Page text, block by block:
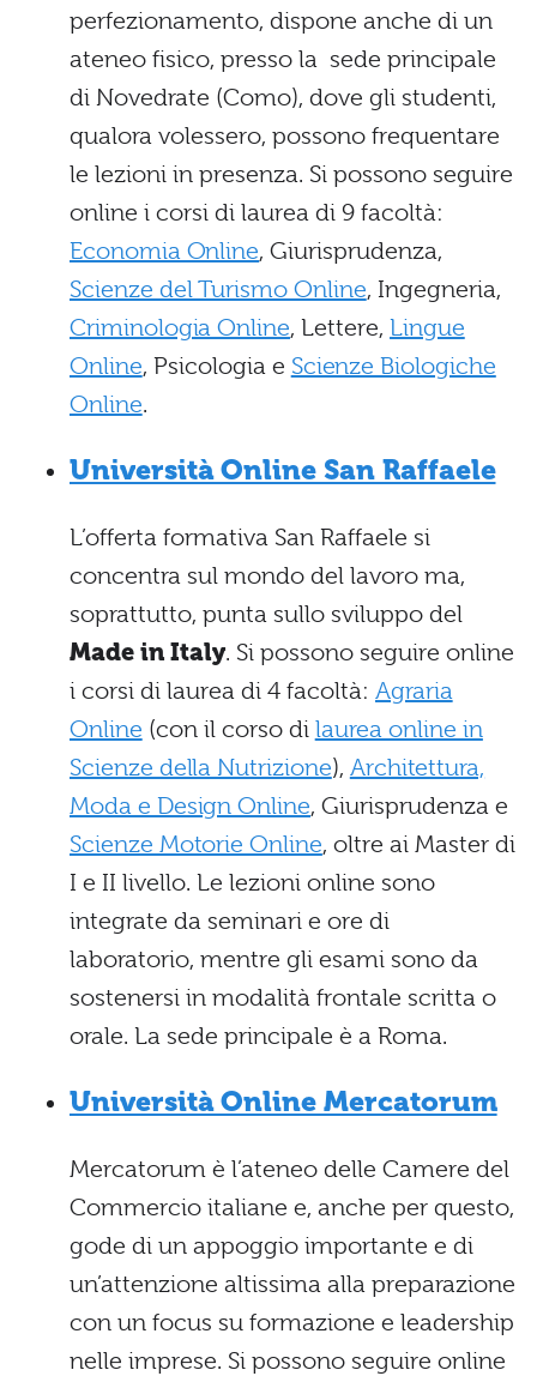
perfezionamento, dispone anche di un
ateneo fisico, presso la sede principale
di Novedrate (Como), dove gli studenti,
qualora volessero, possono frequentare
le lezioni in presenza. Si possono seguire
online i corsi di laurea di 9 facoltà:
Economia Online, Giurisprudenza,
Scienze del Turismo Online, Ingegneria,
Criminologia Online, Lettere,Lingue
Online, Psicologia e Scienze Biologiche
Online.
Università Online San Raffaele
L’offerta formativa San Raffaele si
concentra sul mondo del lavoro ma,
soprattutto, punta sullo sviluppo del
Made in Italy. Si possono seguire online
i corsi di laurea di 4 facoltà: Agraria
Online (con il corso di laurea online in
Scienze della Nutrizione), Architettura,
Moda e Design Online, Giurisprudenza e
Scienze Motorie Online, oltre ai Master di
I e II livello. Le lezioni online sono
integrate da seminari e ore di
laboratorio, mentre gli esami sono da
sostenersi in modalità frontale scritta o
orale. La sede principale è a Roma.
Università Online Mercatorum
Mercatorum è l’ateneo delle Camere del
Commercio italiane e, anche per questo,
gode di un appoggio importante e di
un’attenzione altissima alla preparazione
con un focus su formazione e leadership
nelle imprese. Si possono seguire online